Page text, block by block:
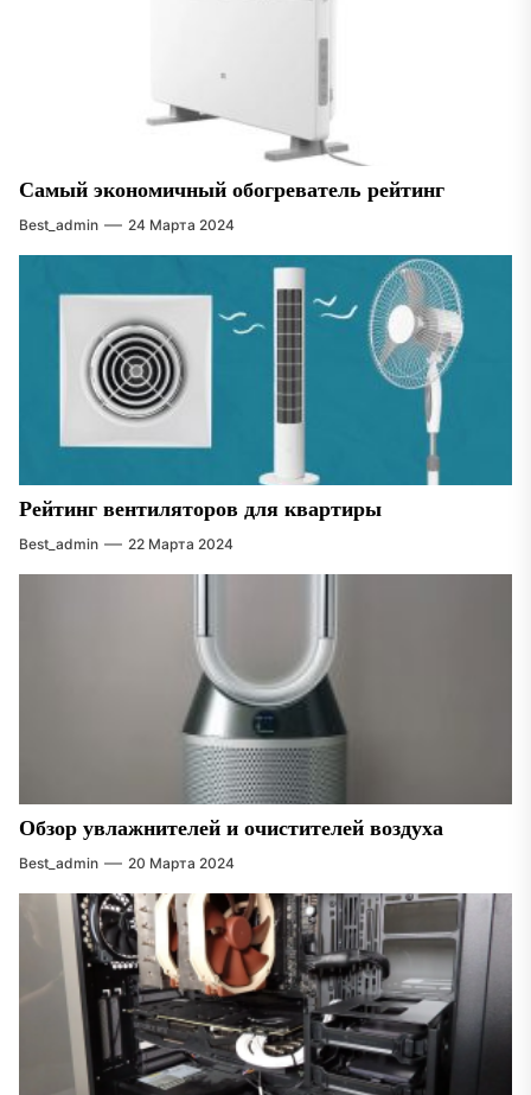
Самый экономичный обогреватель рейтинг
Best_admin 24 Марта 2024
Рейтинг вентиляторов для квартиры
Best_admin 22 Марта 2024
Обзор увлажнителей и очистителей воздуха
Best_admin 20 Марта 2024